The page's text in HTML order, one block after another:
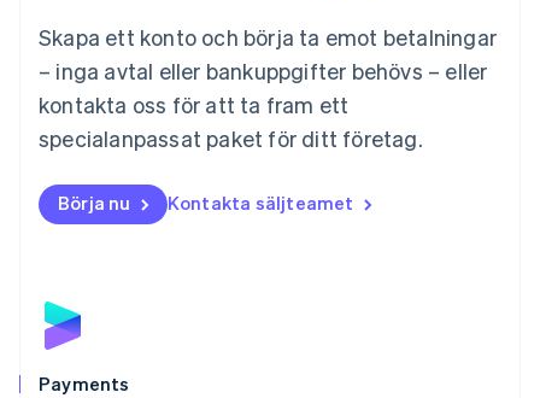
Skapa ett konto och börja ta emot betalningar
– inga avtal eller bankuppgifter behövs – eller
kontakta oss för att ta fram ett
specialanpassat paket för ditt företag.
Börja nu Kontakta säljteamet
Payments
English
Mexiko
Nederländerna
NederlandsEnglish
English
Nya Zeeland
Portugal
Português
English